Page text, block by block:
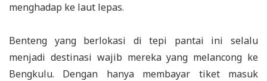
menghadap ke laut lepas.
Benteng yang berlokasi di tepi pantai ini selalu
menjadi destinasi wajib mereka yang melancong ke
Bengkulu. Dengan hanya membayar tiket masuk